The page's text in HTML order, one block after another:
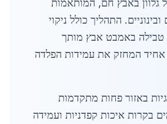
גלוון באבץ חם, המותאמות
התהליך כולל ניקוי
טבילה באמבט אבץ מותך
אחיד המחזק את עמידות הפלדה
באזור פחות מתקדמות
בקרות איכות קפדניות ועמידה